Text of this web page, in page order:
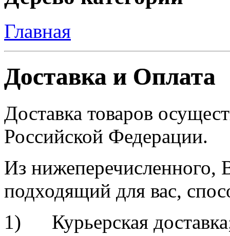
Главная
Доставка и Оплата
Доставка товаров
Российской Федерации.
Из
подходящий для вас,
1) Курьерская